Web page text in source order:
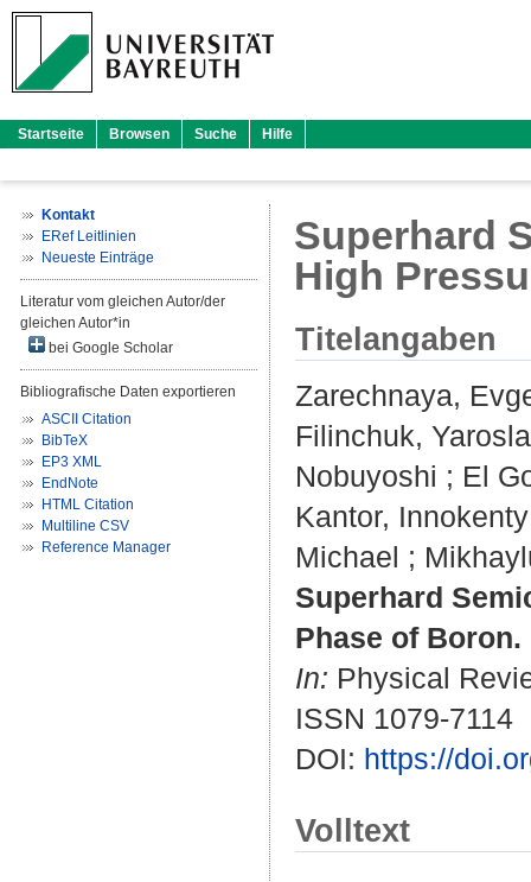
Startseite Browsen Suche Hilfe
Kontakt
ERef Leitlinien
Neueste Einträge
Literatur vom gleichen Autor/der
gleichen Autor*in
bei Google Scholar
Bibliografische Daten exportieren
ASCII Citation
BibTeX
EP3 XML
EndNote
HTML Citation
Multiline CSV
Reference Manager
Superhard
High
Titelangaben
Zarechnaya,
Filinchuk,
Nobuyoshi ; El
Kantor, Innokenty
Michael ;
Superhard
Phase of Boron.
In: Physical
ISSN 1079-7114
DOI: https://
Volltext